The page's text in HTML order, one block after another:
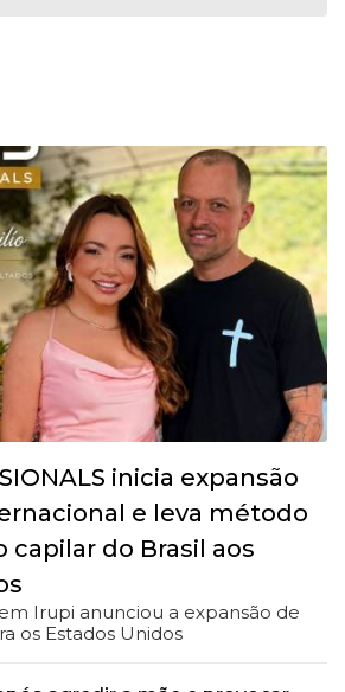
inicia expansão
e leva método
capilar do Brasil aos
Irupi anunciou a expansão de
os Estados Unidos